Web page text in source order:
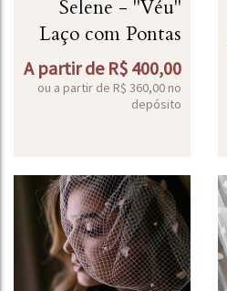
Selene - "Véu"
Laço com Pontas
A partir de R$ 400,00
ou a partir de R$ 360,00 no
depósito